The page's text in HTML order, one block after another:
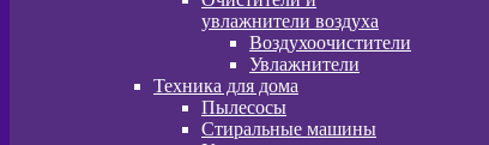
увлажнители воздуха
Воздухоочистители
Увлажнители
Техника для дома
Пылесосы
Стиральные машины